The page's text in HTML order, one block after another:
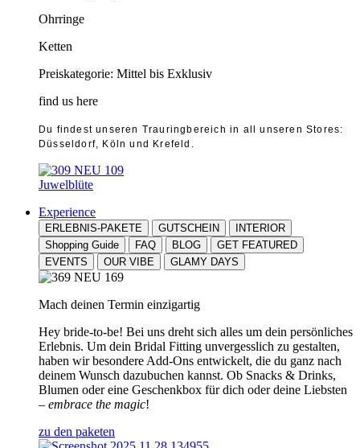
Ohrringe
Ketten
Preiskategorie: Mittel bis Exklusiv
find us here
Du findest unseren Trauringbereich in all unseren Stores:
Düsseldorf, Köln und Krefeld.
Juwelblüte
Experience
ERLEBNIS-PAKETE GUTSCHEIN
INTERIOR
Shopping Guide
FAQ BLOG
GET FEATURED
EVENTS
OUR VIBE GLAMY DAYS
Mach deinen Termin einzigartig
Hey bride-to-be! Bei uns dreht sich alles um dein persönliches
Erlebnis. Um dein Bridal Fitting unvergesslich zu gestalten,
haben wir besondere Add-Ons entwickelt, die du ganz nach
deinem Wunsch dazubuchen kannst. Ob Snacks & Drinks,
Blumen oder eine Geschenkbox für dich oder deine Liebsten
– embrace the magic!
zu den paketen